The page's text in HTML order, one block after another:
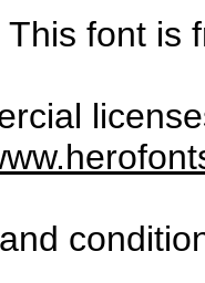
This font is